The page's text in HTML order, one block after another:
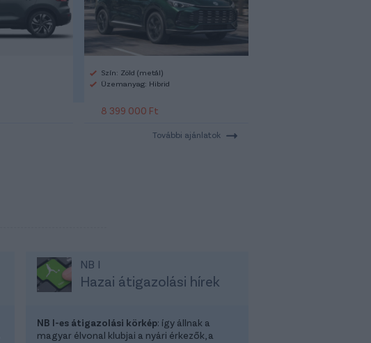
Szín: Zöld (metál)
Üzemanyag: Hibrid
8 399 000 Ft
További ajánlatok
NB I
Hazai átigazolási hírek
NB I-es átigazolási körkép: így állnak a
magyar élvonal klubjai a nyári érkezők, a